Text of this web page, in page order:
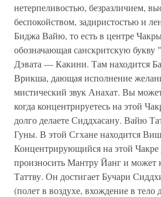
нетерпеливостью, безразличием,
беспокойством, задиристостью и
Биджа Вайю, то есть в центре
обозначающая санскритскую
Дэвата — Какини. Там находится
Врикша, дающая исполнение
мистический звук Анахат. Вы
когда концентрируетесь на этой
долго делаете Сиддхасану. Вайю
Гуны. В этой Сгхане находится
Концентрирующийся на этой
произносить Мантру Йанг и может
Таттву. Он достигает Бучари
(полет в воздухе, вхождение в тело